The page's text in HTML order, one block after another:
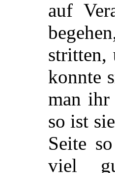
auf
stritten,
konnte
man ihr
so ist
Seite
viel